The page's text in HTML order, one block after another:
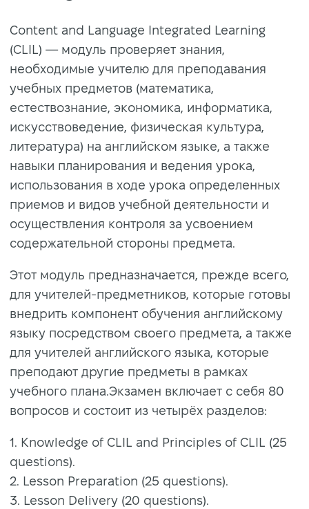
Content and Language Integrated Learning
(CLIL) — модуль проверяет знания,
необходимые учителю для преподавания
учебных предметов (математика,
естествознание, экономика, информатика,
искусствоведение, физическая культура,
литература) на английском языке, а также
навыки планирования и ведения урока,
использования в ходе урока определенных
приемов и видов учебной деятельности и
осуществления контроля за усвоением
содержательной стороны предмета.
Этот модуль предназначается, прежде всего,
для учителей-предметников, которые готовы
внедрить компонент обучения английскому
языку посредством своего предмета, а также
для учителей английского языка, которые
преподают другие предметы в рамках
учебного плана.Экзамен включает с себя 80
вопросов и состоит из четырёх разделов:
1. Knowledge of CLIL and Principles of CLIL (25
questions).
2. Lesson Preparation (25 questions).
3. Lesson Delivery (20 questions).